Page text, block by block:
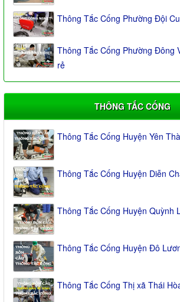
Thông Tắc Cống Phường Đội
Thông Tắc Cống Phường Đông
rẻ
THÔNG TẮC CỐNG
Thông Tắc Cống Huyện Yên
Thông Tắc Cống Huyện Diễn
Thông Tắc Cống Huyện Quỳnh
Thông Tắc Cống Huyện Đô
Thông Tắc Cống Thị xã Thái